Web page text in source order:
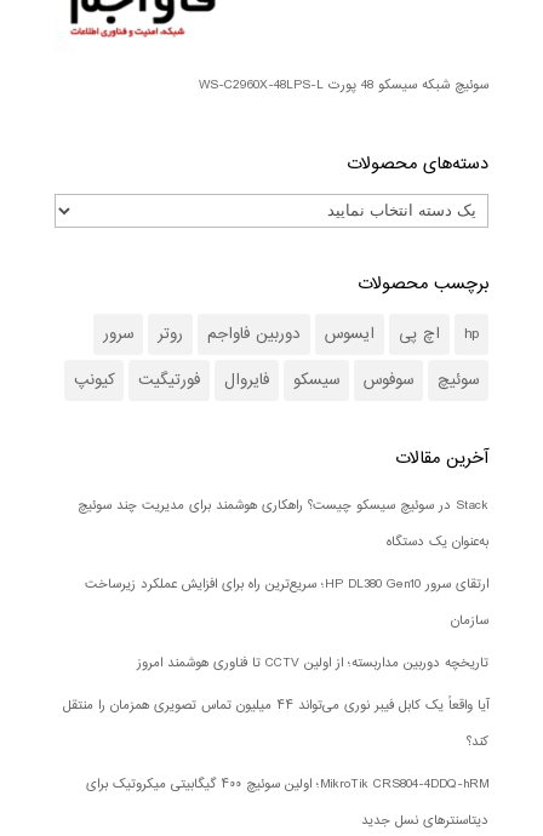
سوئیچ شبکه سیسکو 48 پورت WS-C2960X-48LPS-L
دسته‌های محصولات
برچسب محصولات
hp اچ پی ایسوس دوربین فاواجم روتر
سرور
سوئیچ
سوفوس سیسکو فایروال فورتیگیت کیونپ
آخرین مقالات
Stack در سوئیچ سیسکو چیست؟ راهکاری هوشمند برای مدیریت چند سوئیچ
به‌عنوان یک دستگاه
ارتقای سرور HP DL380 Gen10؛ سریع‌ترین راه برای افزایش عملکرد زیرساخت
سازمان
تاریخچه دوربین مداربسته؛ از اولین CCTV تا فناوری هوشمند امروز
آیا واقعاً یک کابل فیبر نوری می‌تواند ۴۴ میلیون تماس تصویری همزمان را منتقل
کند؟
MikroTik CRS804-4DDQ-hRM؛ اولین سوئیچ ۴۰۰ گیگابیتی میکروتیک برای
دیتاسنترهای نسل جدید